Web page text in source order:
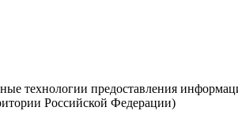
технологии предоставления
Российской Федерации)